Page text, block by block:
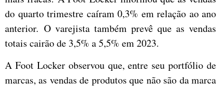
do quarto trimestre caíram 0,3% em relação ao ano
anterior. O varejista também prevê que as vendas
totais cairão de 3,5% a 5,5% em 2023.
A Foot Locker observou que, entre seu portfólio de
marcas, as vendas de produtos que não são da marca